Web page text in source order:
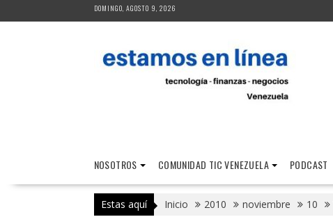
al
DOMINGO, AGOSTO 9, 2026
NOSOTROS COMUNIDAD TIC VENEZUELA PODCAST
Estas aquí Inicio 2010 noviembre 10